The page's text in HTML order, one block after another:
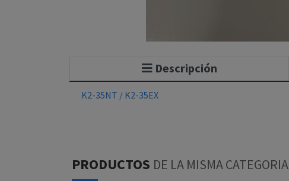
Descripción
K2-35NT / K2-35EX
PRODUCTOS DE LA MISMA CATEGORIA